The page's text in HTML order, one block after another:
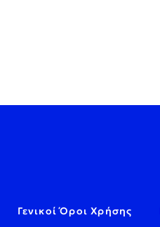
Γενικοί Όροι Χρήσης